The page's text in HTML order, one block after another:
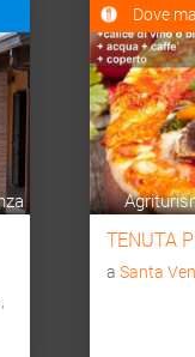
Dove
TENUTA
a Santa